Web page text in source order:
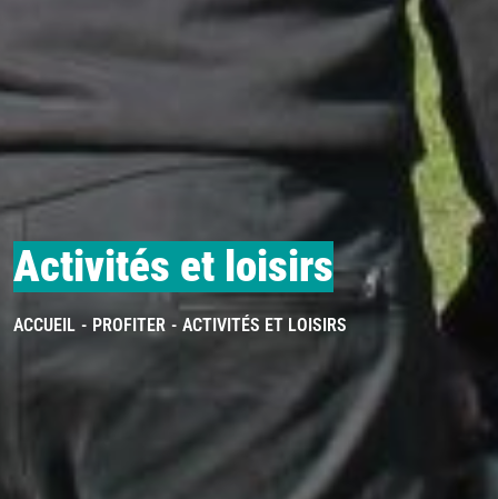
Activités et loisirs
ACCUEIL PROFITER ACTIVITÉS ET LOISIRS